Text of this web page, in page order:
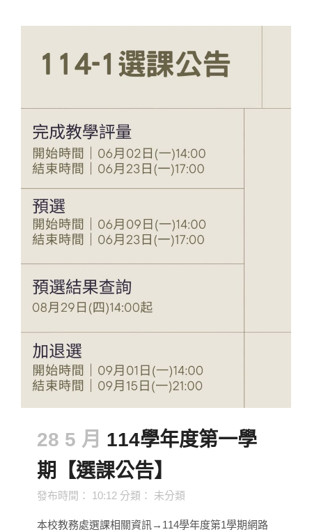
28 5 月 114學年度第一學
期【選課公告】
發布時間： 10:12 分類： 未分類
本校教務處選課相關資訊→114學年度第1學期網路